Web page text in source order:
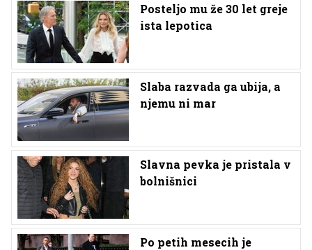
Posteljo mu že 30 let greje
ista lepotica
Slaba razvada ga ubija, a
njemu ni mar
Slavna pevka je pristala v
bolnišnici
Po petih mesecih je